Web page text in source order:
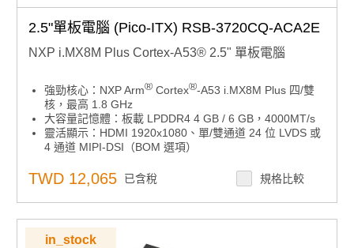
2.5"單板電腦 (Pico-ITX) RSB-3720CQ-ACA2E
NXP i.MX8M Plus Cortex-A53® 2.5" 單板電腦
強勁核心：NXP Arm® Cortex®-A53 i.MX8M Plus 四/雙
核，最高 1.8 GHz
大容量記憶體：板載 LPDDR4 4 GB / 6 GB，4000MT/s
靈活顯示：HDMI 1920x1080、單/雙通道 24 位 LVDS 或
4 通道 MIPI-DSI（BOM 選項）
micro SD、麥克風輸入/線路輸出
無線擴充：迷你 PCIe（3G/4G）、M.2 2230 E-Key
多系統支援：相容 Windows 10 IoT Enterprise on Arm、
Yocto Linux、Android BSP
I/O 擴展：支援 UIO40-Express 擴展板
TWD 12,065 已含稅 規格比較
in_stock